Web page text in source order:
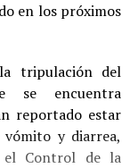
en los próximos
tripulación del
se encuentra
reportado estar
y diarrea,
el Control de la